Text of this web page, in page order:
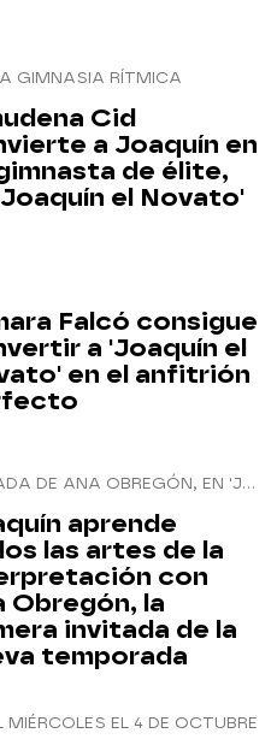
GIMNASIA RÍTMICA
Cid
a Joaquín en
de élite,
el Novato'
Falcó consigue
a 'Joaquín el
en el anfitrión
LA ENTREVISTA MÁS ESPERADA DE ANA OBREGÓN, EN 'JOAQUÍN EL NOVATO'
aprende
las artes de la
con
Obregón, la
invitada de la
temporada
EL 4 DE OCTUBRE